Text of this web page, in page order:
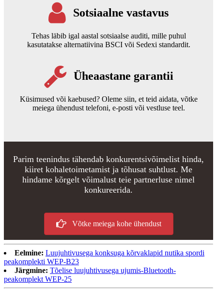
Sotsiaalne vastavus
Tehas läbib igal aastal sotsiaalse auditi, mille puhul
kasutatakse alternatiivina BSCI või Sedexi standardit.
Üheaastane garantii
Küsimused või kaebused? Oleme siin, et teid aidata, võtke
meiega ühendust telefoni, e-posti või vestluse teel.
Parim teenindus tähendab konkurentsivõimelist hinda,
kiiret kohaletoimetamist ja tõhusat suhtlust. Me
hindame kõrgelt võimalust teie partnerluse nimel
konkureerida.
Võtke meiega kohe ühendust
Eelmine: Luujuhtivusega konksuga kõrvaklapid nutika spordi
peakomplekti WEP-B23
Järgmine: Tõelise luujuhtivusega ujumis-Bluetooth-
peakomplekt WEP-25